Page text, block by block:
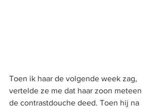
Toen ik haar de volgende week zag,
vertelde ze me dat haar zoon meteen
de contrastdouche deed. Toen hij na